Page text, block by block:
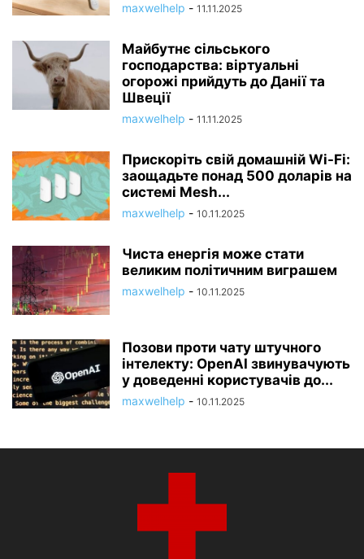
maxwelhelp - 11.11.2025
Майбутнє сільського
господарства: віртуальні
огорожі прийдуть до Данії та
Швеції
maxwelhelp - 11.11.2025
Прискоріть свій домашній Wi-Fi:
заощадьте понад 500 доларів на
системі Mesh...
maxwelhelp - 10.11.2025
Чиста енергія може стати
великим політичним виграшем
maxwelhelp - 10.11.2025
Позови проти чату штучного
інтелекту: OpenAI звинувачують
у доведенні користувачів до...
maxwelhelp - 10.11.2025